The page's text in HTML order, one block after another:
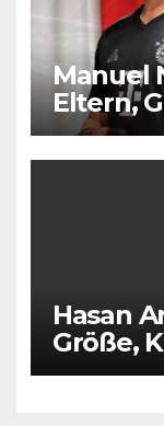
Manuel
Eltern,
Hasan
Größe,